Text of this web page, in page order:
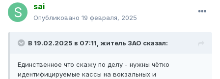
sai
Опубликовано 19 февраля, 2025
В 19.02.2025 в 07:11, житель ЗАО сказал:
Единственное что скажу по делу - нужны чётко
идентифицируемые кассы на вокзальных и